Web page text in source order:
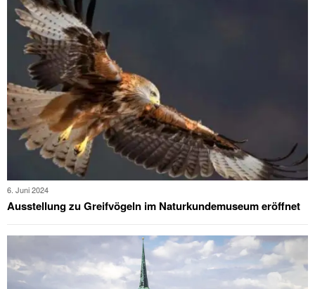
6. Juni 2024
Ausstellung zu Greifvögeln im Naturkundemuseum eröffnet